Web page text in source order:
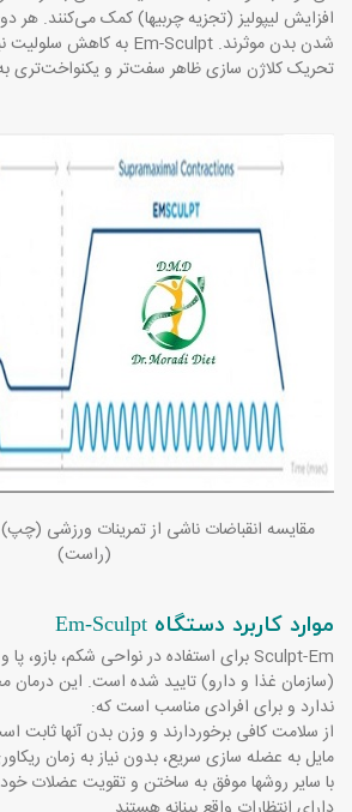
افزایش لیپولیز (تجزیه چربیها) کمک می‌کنند. هر
شدن بدن موثرند. Em-Sculpt به کاهش سلولیت
تحریک کلاژن سازی ظاهر سفت‌تر و یکنواختتری
مقایسه انقباضات ناشی از تمرینات ورزشی
(راست)
موارد کاربرد دستگاه Em-Sculpt
Em
-
Sculpt برای استفاده در نواحی شکم، بازو،
(سازمان غذا و دارو) تایید شده است. این
ندارد و برای افرادی مناسب است که:
از سلامت کافی برخوردارند و وزن بدن آنها ثابت
مایل به عضله سازی سریع، بدون نیاز به زمان
با سایر روشها موفق به ساختن و تقویت عضلات